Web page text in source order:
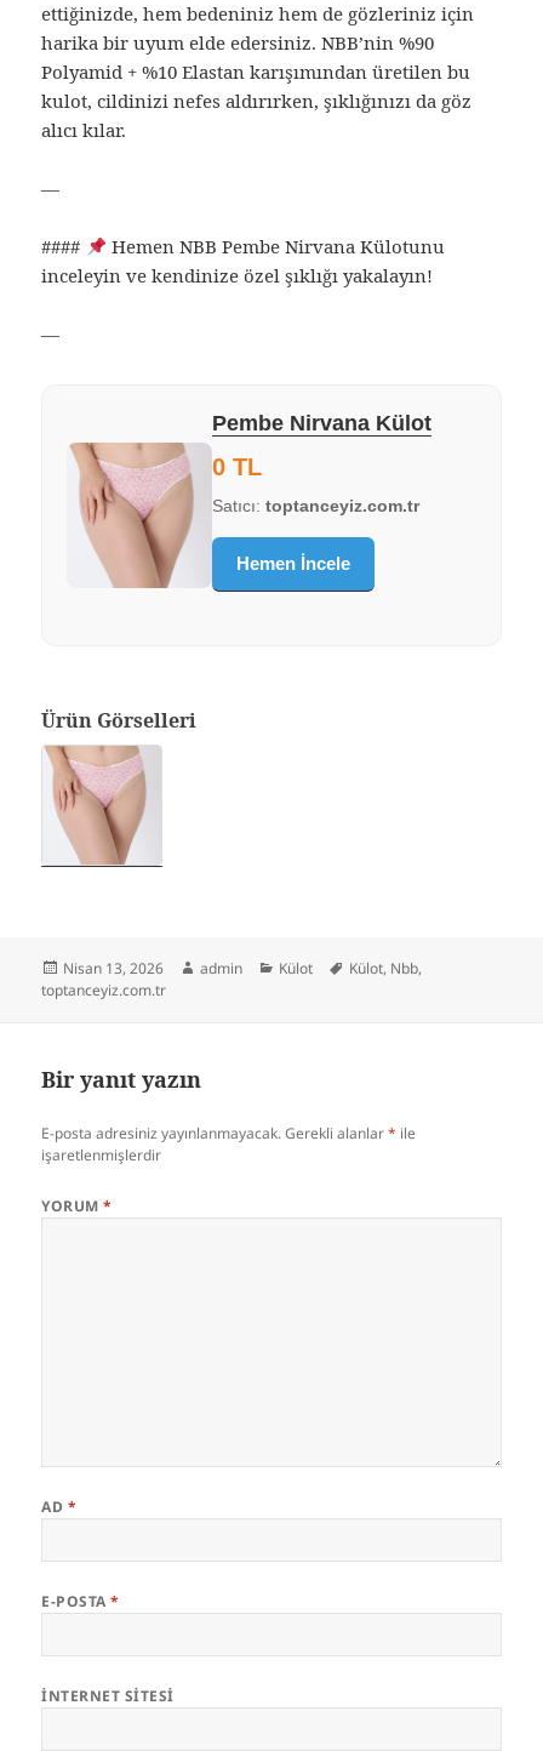
ettiğinizde, hem bedeniniz hem de gözleriniz için
harika bir uyum elde edersiniz. NBB’nin %90
Polyamid + %10 Elastan karışımından üretilen bu
kulot, cildinizi nefes aldırırken, şıklığınızı da göz
alıcı kılar.
—
####
Hemen NBB Pembe Nirvana Külotunu
inceleyin ve kendinize özel şıklığı yakalayın!
—
Pembe Nirvana Külot
0 TL
Satıcı:toptanceyiz.com.tr
Hemen İncele
Ürün Görselleri
Yayın
tarihi
Nisan 13, 2026 Yazar
admin Kategoriler
Külot Etiketler
Külot, Nbb,
toptanceyiz.com.tr
Bir yanıt yazın
E-posta adresiniz yayınlanmayacak. Gerekli alanlar* ile
işaretlenmişlerdir
YORUM*
AD *
E-POSTA*
İNTERNET SITESI